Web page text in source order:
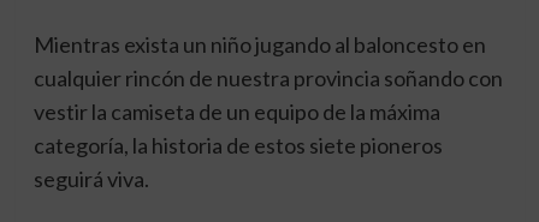
Mientras exista un niño jugando al baloncesto en
cualquier rincón de nuestra provincia soñando con
vestir la camiseta de un equipo de la máxima
categoría, la historia de estos siete pioneros
seguirá viva.